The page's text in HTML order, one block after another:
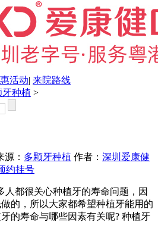
活动| 来院路线
牙种植 >
源： 多颗牙种植 作者： 深圳爱康健
约挂号
人都很关心种植牙的寿命问题，因
的，所以大家都希望种植牙能用的
的寿命与哪些因素有关呢? 种植牙